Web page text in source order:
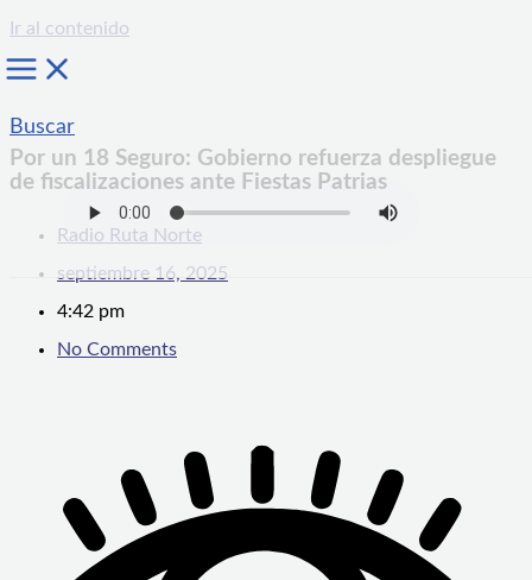
Ir al contenido
Buscar
Por un 18 Seguro: Gobierno refuerza despliegue
de fiscalizaciones ante Fiestas Patrias
Radio Ruta Norte
septiembre 16, 2025
4:42 pm
No Comments